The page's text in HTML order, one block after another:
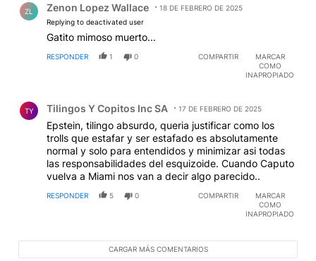
ZL Zenon Lopez Wallace
18 DE FEBRERO DE 2025
Replying to deactivated user
Gatito mimoso muerto...
RESPONDER 1 0 COMPARTIR
MARCAR
COMO
INAPROPIADO
TY Tilingos Y Copitos Inc SA 17 DE FEBRERO DE 2025
Epstein, tilingo absurdo, queria justificar como los
trolls que estafar y ser estafado es absolutamente
normal y solo para entendidos y minimizar asi todas
las responsabilidades del esquizoide. Cuando Caputo
vuelva a Miami nos van a decir algo parecido..
RESPONDER 5 0 COMPARTIR
MARCAR
COMO
INAPROPIADO
CARGAR MÁS COMENTARIOS